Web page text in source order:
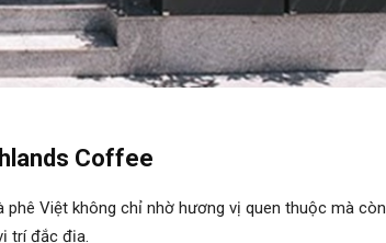
Coffee
phê Việt không chỉ nhờ hương vị quen thuộc mà còn
trí đắc địa.